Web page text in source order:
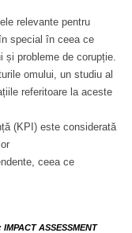
relevante pentru
special în ceea ce
și probleme de corupție.
omului, un studiu al
referitoare la aceste
(KPI) este considerată
ceea ce
ASSESSMENT